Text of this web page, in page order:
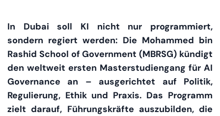
In Dubai soll KI nicht nur programmiert,
sondern regiert werden: Die Mohammed bin
Rashid School of Government (MBRSG) kündigt
den weltweit ersten Masterstudiengang für AI
Governance an – ausgerichtet auf Politik,
Regulierung, Ethik und Praxis. Das Programm
zielt darauf, Führungskräfte auszubilden, die